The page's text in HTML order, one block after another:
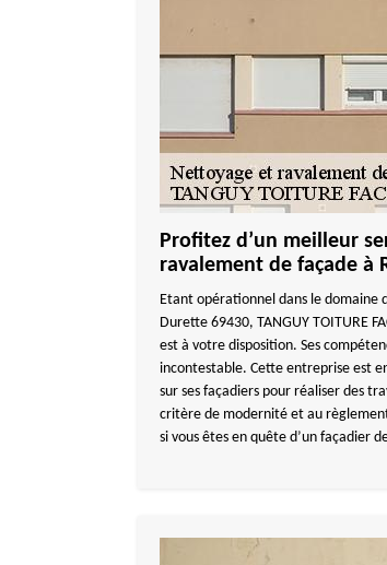
Profitez d’un meilleur
ravalement de façade à
Etant opérationnel dans le domaine
Durette 69430, TANGUY TOITURE
est à votre disposition. Ses
incontestable. Cette entreprise est
sur ses façadiers pour réaliser des
critère de modernité et au règlement
si vous êtes en quête d’un façadier